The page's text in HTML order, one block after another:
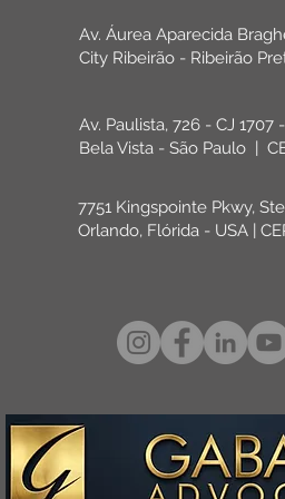
Av. Áurea Aparecida
City Ribeirão - Ribeirão
Av. Paulista, 726 - CJ 1707
Bela Vista - São Paulo |
7751 Kingspointe Pkwy,
Orlando, Flórida - USA |